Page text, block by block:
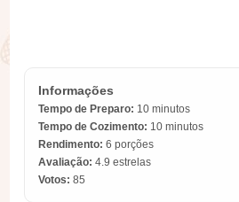
Informações
Tempo de Preparo: 10 minutos
Tempo de Cozimento: 10 minutos
Rendimento:6 porções
Avaliação: 4.9 estrelas
Votos: 85